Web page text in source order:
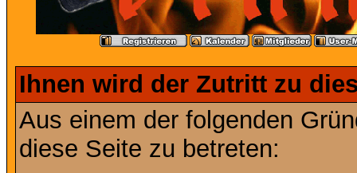
Ihnen wird der Zutritt zu
Aus einem der folgenden
diese Seite zu betreten: